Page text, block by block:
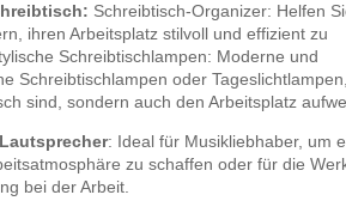
Schreibtisch-Organizer: Helfen
ihren Arbeitsplatz stilvoll und effizient zu
Schreibtischlampen: Moderne und
Schreibtischlampen oder
sind, sondern auch den Arbeitsplatz
: Ideal für Musikliebhaber, um
zu schaffen oder für die
bei der Arbeit.